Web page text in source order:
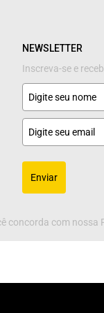
NEWSLETTER
Inscreva-se e
Enviar
concorda com